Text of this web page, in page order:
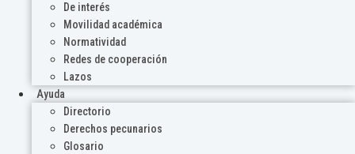
De interés
Movilidad académica
Normatividad
Redes de cooperación
Lazos
Ayuda
Directorio
Derechos pecunarios
Glosario